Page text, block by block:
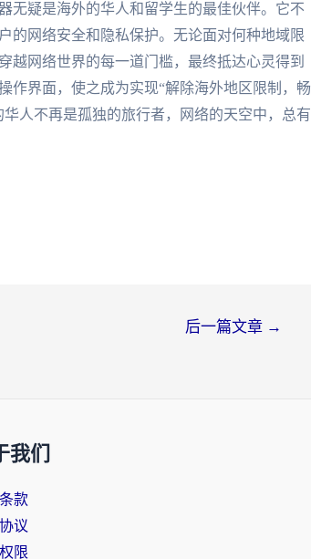
无疑是海外的华人和留学生的最佳伙伴。它不
的网络安全和隐私保护。无论面对何种地域限
越网络世界的每一道门槛，最终抵达心灵得到
作界面，使之成为实现“解除海外地区限制，畅
人不再是孤独的旅行者，网络的天空中，总有
后一篇文章 →
我们
款
议
限